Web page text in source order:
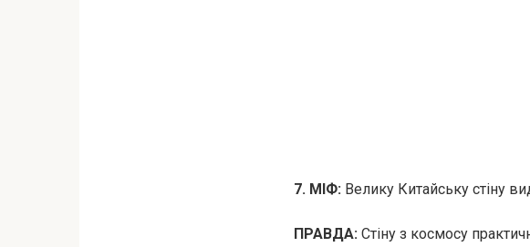
7. МІФ: Велику Китайську стіну
ПРАВДА: Стіну з космосу